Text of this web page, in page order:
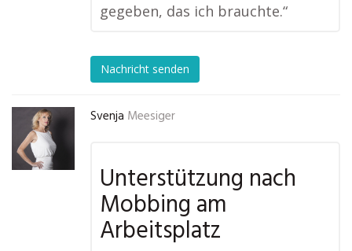
gegeben, das ich brauchte.“
Nachricht senden
Svenja Meesiger
Unterstützung nach
Mobbing am
Arbeitsplatz